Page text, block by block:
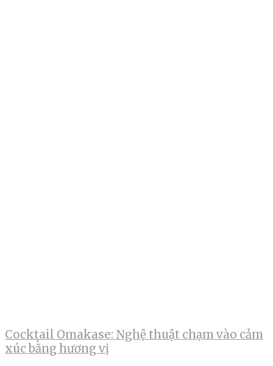
Cocktail Omakase: Nghệ thuật chạm vào cảm
xúc bằng hương vị